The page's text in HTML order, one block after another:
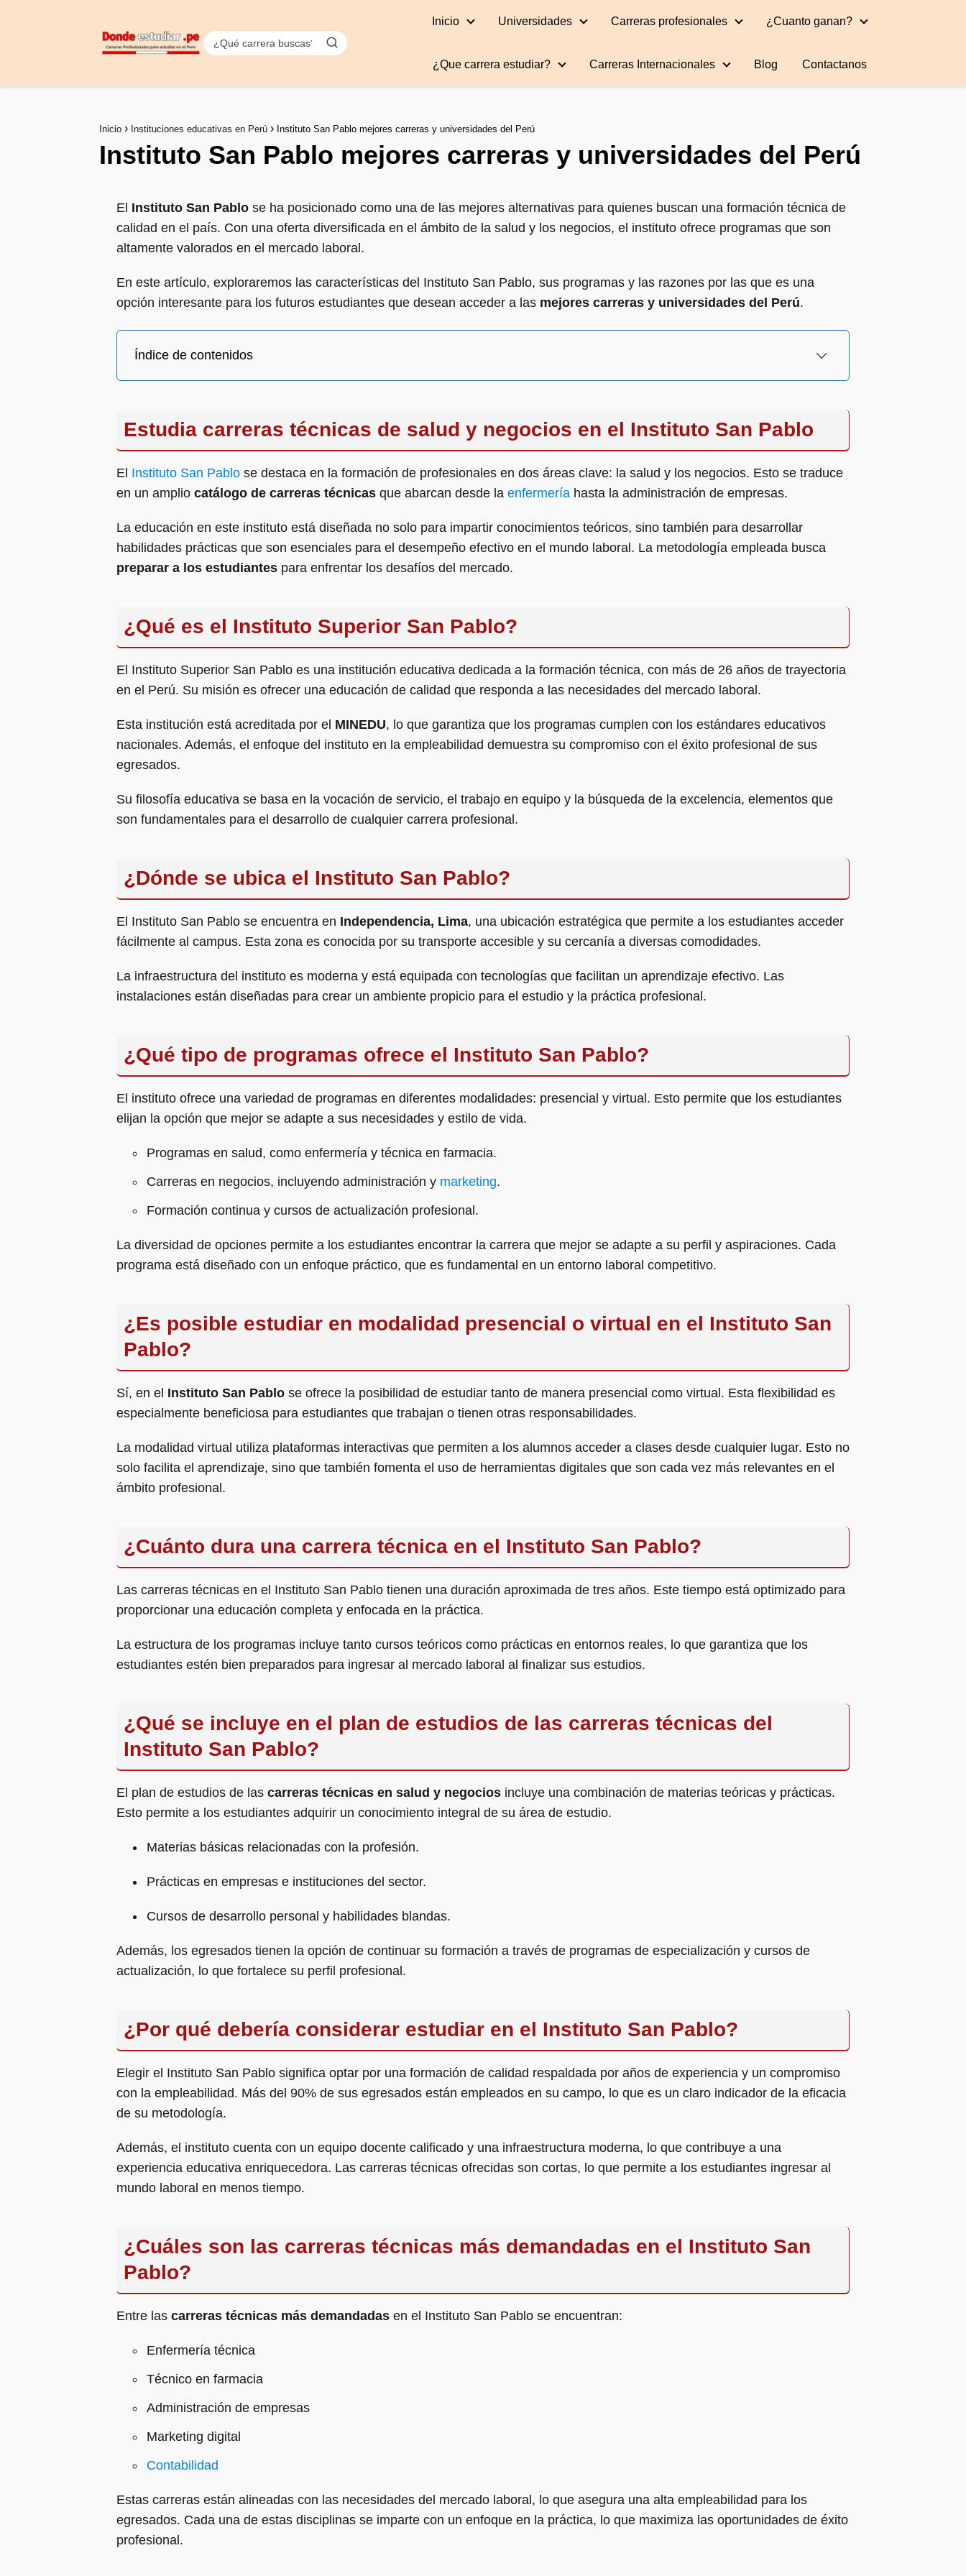
Inicio Universidades Carreras profesionales ¿Cuanto ganan?
¿Que carrera estudiar? Carreras Internacionales Blog Contactanos
Inicio Instituciones educativas en Perú Instituto San Pablo mejores carreras y universidades del Perú
Instituto San Pablo mejores carreras y universidades del Perú
El Instituto San Pablo se ha posicionado como una de las mejores alternativas para quienes buscan una formación técnica de
calidad en el país. Con una oferta diversificada en el ámbito de la salud y los negocios, el instituto ofrece programas que son
altamente valorados en el mercado laboral.
En este artículo, exploraremos las características del Instituto San Pablo, sus programas y las razones por las que es una
opción interesante para los futuros estudiantes que desean acceder a las mejores carreras y universidades del Perú.
Índice de contenidos
Estudia carreras técnicas de salud y negocios en el Instituto San Pablo
El Instituto San Pablo se destaca en la formación de profesionales en dos áreas clave: la salud y los negocios. Esto se traduce
en un amplio catálogo de carreras técnicas que abarcan desde la enfermería hasta la administración de empresas.
La educación en este instituto está diseñada no solo para impartir conocimientos teóricos, sino también para desarrollar
habilidades prácticas que son esenciales para el desempeño efectivo en el mundo laboral. La metodología empleada busca
preparar a los estudiantes para enfrentar los desafíos del mercado.
¿Qué es el Instituto Superior San Pablo?
El Instituto Superior San Pablo es una institución educativa dedicada a la formación técnica, con más de 26 años de trayectoria
en el Perú. Su misión es ofrecer una educación de calidad que responda a las necesidades del mercado laboral.
Esta institución está acreditada por el MINEDU, lo que garantiza que los programas cumplen con los estándares educativos
nacionales. Además, el enfoque del instituto en la empleabilidad demuestra su compromiso con el éxito profesional de sus
egresados.
Su filosofía educativa se basa en la vocación de servicio, el trabajo en equipo y la búsqueda de la excelencia, elementos que
son fundamentales para el desarrollo de cualquier carrera profesional.
¿Dónde se ubica el Instituto San Pablo?
El Instituto San Pablo se encuentra en Independencia, Lima, una ubicación estratégica que permite a los estudiantes acceder
fácilmente al campus. Esta zona es conocida por su transporte accesible y su cercanía a diversas comodidades.
La infraestructura del instituto es moderna y está equipada con tecnologías que facilitan un aprendizaje efectivo. Las
instalaciones están diseñadas para crear un ambiente propicio para el estudio y la práctica profesional.
¿Qué tipo de programas ofrece el Instituto San Pablo?
El instituto ofrece una variedad de programas en diferentes modalidades: presencial y virtual. Esto permite que los estudiantes
elijan la opción que mejor se adapte a sus necesidades y estilo de vida.
Programas en salud, como enfermería y técnica en farmacia.
Carreras en negocios, incluyendo administración y marketing.
Formación continua y cursos de actualización profesional.
La diversidad de opciones permite a los estudiantes encontrar la carrera que mejor se adapte a su perfil y aspiraciones. Cada
programa está diseñado con un enfoque práctico, que es fundamental en un entorno laboral competitivo.
¿Es posible estudiar en modalidad presencial o virtual en el Instituto San
Pablo?
Sí, en el Instituto San Pablo se ofrece la posibilidad de estudiar tanto de manera presencial como virtual. Esta flexibilidad es
especialmente beneficiosa para estudiantes que trabajan o tienen otras responsabilidades.
La modalidad virtual utiliza plataformas interactivas que permiten a los alumnos acceder a clases desde cualquier lugar. Esto no
solo facilita el aprendizaje, sino que también fomenta el uso de herramientas digitales que son cada vez más relevantes en el
ámbito profesional.
¿Cuánto dura una carrera técnica en el Instituto San Pablo?
Las carreras técnicas en el Instituto San Pablo tienen una duración aproximada de tres años. Este tiempo está optimizado para
proporcionar una educación completa y enfocada en la práctica.
La estructura de los programas incluye tanto cursos teóricos como prácticas en entornos reales, lo que garantiza que los
estudiantes estén bien preparados para ingresar al mercado laboral al finalizar sus estudios.
¿Qué se incluye en el plan de estudios de las carreras técnicas del
Instituto San Pablo?
El plan de estudios de las carreras técnicas en salud y negocios incluye una combinación de materias teóricas y prácticas.
Esto permite a los estudiantes adquirir un conocimiento integral de su área de estudio.
Materias básicas relacionadas con la profesión.
Prácticas en empresas e instituciones del sector.
Cursos de desarrollo personal y habilidades blandas.
Además, los egresados tienen la opción de continuar su formación a través de programas de especialización y cursos de
actualización, lo que fortalece su perfil profesional.
¿Por qué debería considerar estudiar en el Instituto San Pablo?
Elegir el Instituto San Pablo significa optar por una formación de calidad respaldada por años de experiencia y un compromiso
con la empleabilidad. Más del 90% de sus egresados están empleados en su campo, lo que es un claro indicador de la eficacia
de su metodología.
Además, el instituto cuenta con un equipo docente calificado y una infraestructura moderna, lo que contribuye a una
experiencia educativa enriquecedora. Las carreras técnicas ofrecidas son cortas, lo que permite a los estudiantes ingresar al
mundo laboral en menos tiempo.
¿Cuáles son las carreras técnicas más demandadas en el Instituto San
Pablo?
Entre las carreras técnicas más demandadas en el Instituto San Pablo se encuentran:
Enfermería técnica
Técnico en farmacia
Administración de empresas
Marketing digital
Contabilidad
Estas carreras están alineadas con las necesidades del mercado laboral, lo que asegura una alta empleabilidad para los
egresados. Cada una de estas disciplinas se imparte con un enfoque en la práctica, lo que maximiza las oportunidades de éxito
profesional.